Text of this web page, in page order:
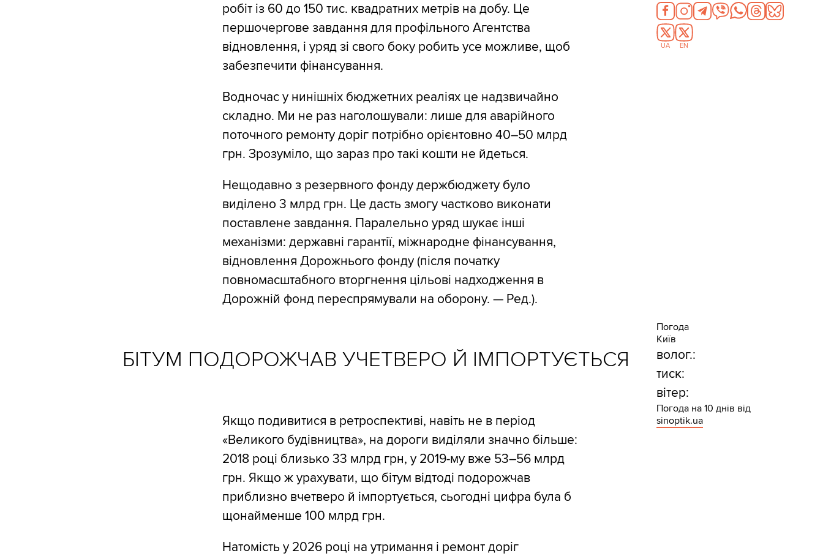
робіт із 60 до 150 тис. квадратних метрів на добу. Це
першочергове завдання для профільного Агентства
відновлення, і уряд зі свого боку робить усе можливе, щоб
забезпечити фінансування.
Водночас у нинішніх бюджетних реаліях це надзвичайно
складно. Ми не раз наголошували: лише для аварійного
поточного ремонту доріг потрібно орієнтовно 40–50 млрд
грн. Зрозуміло, що зараз про такі кошти не йдеться.
Нещодавно з резервного фонду держбюджету було
виділено 3 млрд грн. Це дасть змогу частково виконати
поставлене завдання. Паралельно уряд шукає інші
механізми: державні гарантії, міжнародне фінансування,
відновлення Дорожнього фонду (після початку
повномасштабного вторгнення цільові надходження в
Дорожній фонд переспрямували на оборону. — Ред.).
БІТУМ ПОДОРОЖЧАВ УЧЕТВЕРО Й ІМПОРТУЄТЬСЯ
Якщо подивитися в ретроспективі, навіть не в період
«Великого будівництва», на дороги виділяли значно більше:
2018 році близько 33 млрд грн, у 2019-му вже 53–56 млрд
грн. Якщо ж урахувати, що бітум відтоді подорожчав
приблизно вчетверо й імпортується, сьогодні цифра була б
щонайменше 100 млрд грн.
Натомість у 2026 році на утримання і ремонт доріг
UA EN
Погода
Київ
волог.:
тиск:
вітер:
Погода на 10 днів від
sinoptik.ua